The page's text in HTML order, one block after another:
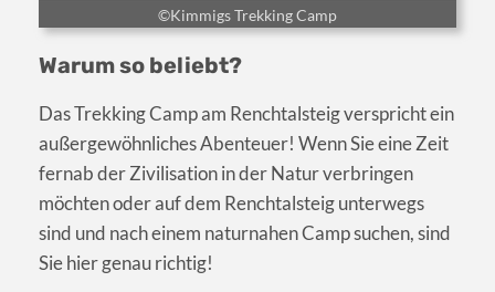
©Kimmigs Trekking Camp
Warum so beliebt?
Das Trekking Camp am Renchtalsteig verspricht ein
außergewöhnliches Abenteuer! Wenn Sie eine Zeit
fernab der Zivilisation in der Natur verbringen
möchten oder auf dem Renchtalsteig unterwegs
sind und nach einem naturnahen Camp suchen, sind
Sie hier genau richtig!